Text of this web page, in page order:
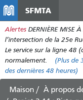
SFMTA
Alertes DERNIÈRE MISE
l’intersection de la 25e
Le service sur la ligne 48
normalement.
(Plus de
des dernières 48 heures)
Maison À propos